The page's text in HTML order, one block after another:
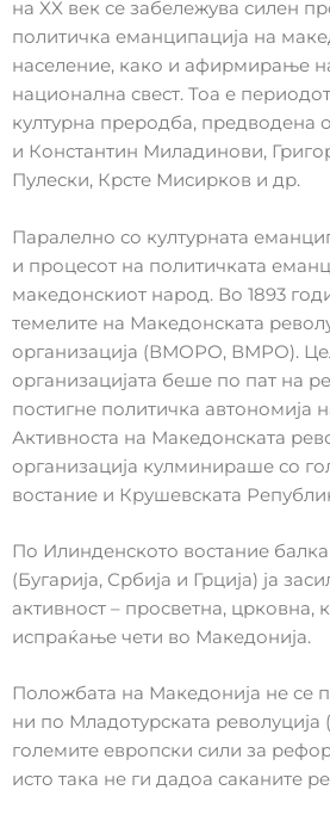
на XX век се забележува силен
политичка еманципација на
население, како и афирмирање
национална свест. Тоа е
културна преродба, предводена
и Константин Миладинови,
Пулески, Крсте Мисирков и др.
Паралелно со културната
и процесот на политичката
македонскиот народ. Во 1893
темелите на Македонската
организација (ВМОРО, ВМРО).
организацијата беше по пат на
постигне политичка автономија
Активноста на Македонската
организација кулминираше со
востание и Крушевската
По Илинденското востание
(Бугарија, Србија и Грција) ја
активност – просветна, црковна,
испраќање чети во Македонија.
Положбата на Македонија не се
ни по Младотурската револуција
големите европски сили за
исто така не ги дадоа саканите